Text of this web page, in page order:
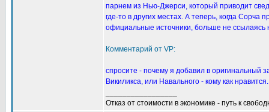
парнем из Нью-Джерси, который приводит
где-то в других местах. А теперь, когда
официальные источники, больше не
Комментарий от VP:
спросите - почему я добавил в оригинальный
Викиликса, или Навального - кому как нравится.
Отказ от стоимости в экономике - путь к